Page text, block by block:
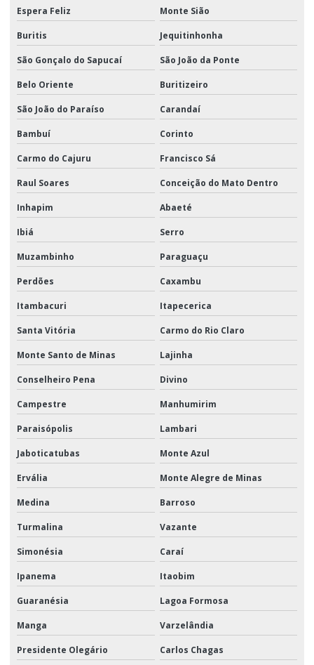
Espera Feliz Monte Sião
Buritis Jequitinhonha
São Gonçalo do Sapucaí São João da Ponte
Belo Oriente Buritizeiro
São João do Paraíso Carandaí
Bambuí Corinto
Carmo do Cajuru Francisco Sá
Raul Soares Conceição do Mato Dentro
Inhapim Abaeté
Ibiá Serro
Muzambinho Paraguaçu
Perdões Caxambu
Itambacuri Itapecerica
Santa Vitória Carmo do Rio Claro
Monte Santo de Minas Lajinha
Conselheiro Pena Divino
Campestre Manhumirim
Paraisópolis Lambari
Jaboticatubas Monte Azul
Ervália Monte Alegre de Minas
Medina Barroso
Turmalina Vazante
Simonésia Caraí
Ipanema Itaobim
Guaranésia Lagoa Formosa
Manga Varzelândia
Presidente Olegário Carlos Chagas